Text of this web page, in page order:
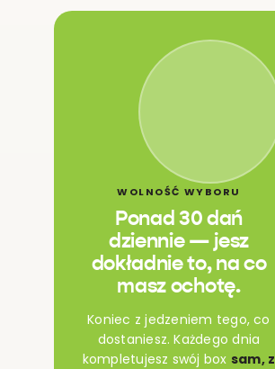
WOLNOŚĆ WYBORU
Ponad 30 dań
dziennie — jesz
dokładnie to, na co
masz ochotę.
Koniec z jedzeniem tego, co
dostaniesz. Każdego dnia
kompletujesz swój box sam, z